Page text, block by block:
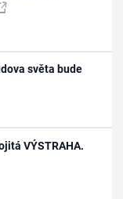
světa bude
VÝSTRAHA.